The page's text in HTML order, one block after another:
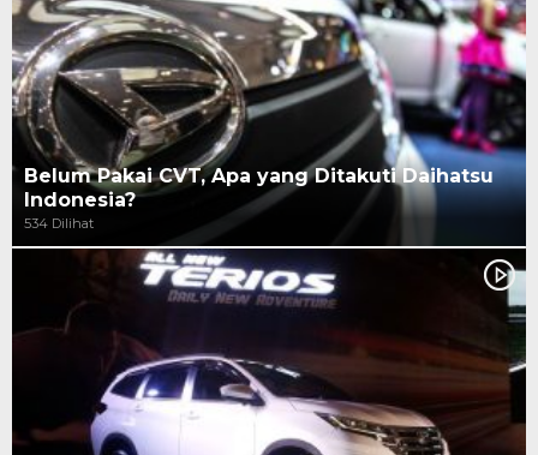
Belum Pakai CVT, Apa yang Ditakuti Daihatsu
Indonesia?
534 Dilihat